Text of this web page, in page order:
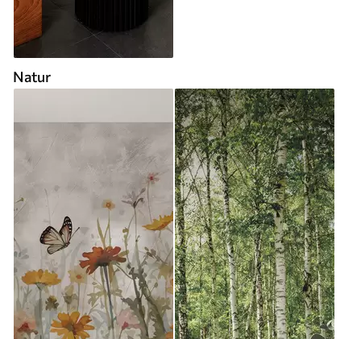
Natur